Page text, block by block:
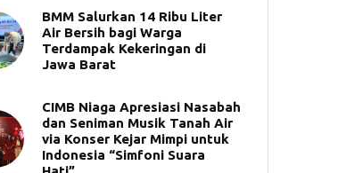
BMM Salurkan 14 Ribu Liter
Air Bersih bagi Warga
Terdampak Kekeringan di
Jawa Barat
CIMB Niaga Apresiasi Nasabah
dan Seniman Musik Tanah Air
via Konser Kejar Mimpi untuk
Indonesia “Simfoni Suara